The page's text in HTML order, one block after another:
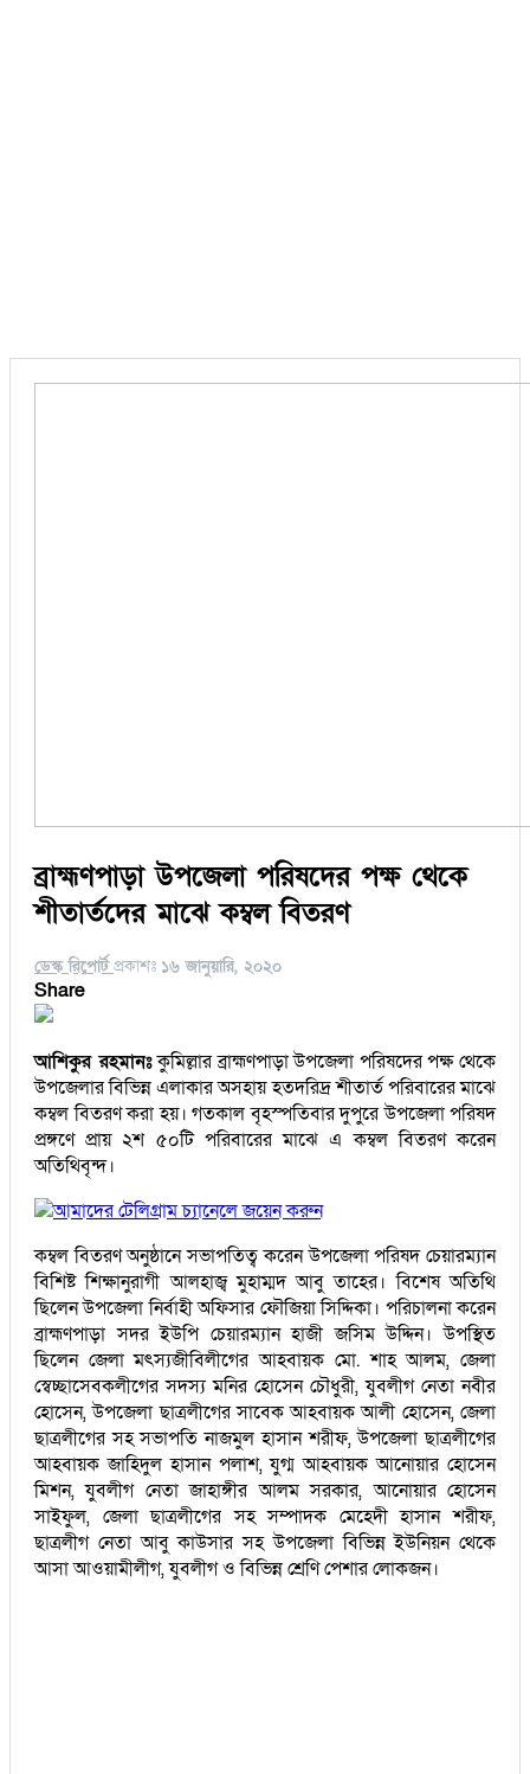
ব্রাহ্মণপাড়া উপজেলা পরিষদের পক্ষ থেকে
শীতার্তদের মাঝে কম্বল বিতরণ
ডেস্ক রিপোর্ট প্রকাশঃ ১৬ জানুয়ারি, ২০২০
Share
আশিকুর রহমানঃকুমিল্লার ব্রাহ্মণপাড়া উপজেলা পরিষদের পক্ষ থেকে
উপজেলার বিভিন্ন এলাকার অসহায় হতদরিদ্র শীতার্ত পরিবারের মাঝে
কম্বল বিতরণ করা হয়। গতকাল বৃহস্পতিবার দুপুরে উপজেলা পরিষদ
প্রঙ্গণে প্রায় ২শ ৫০টি পরিবারের মাঝে এ কম্বল বিতরণ করেন
অতিথিবৃন্দ।
আমাদের টেলিগ্রাম চ্যানেলে জয়েন করুন
কম্বল বিতরণ অনুষ্ঠানে সভাপতিত্ব করেন উপজেলা পরিষদ চেয়ারম্যান
বিশিষ্ট শিক্ষানুরাগী আলহাজ্ব মুহাম্মদ আবু তাহের। বিশেষ অতিথি
ছিলেন উপজেলা নির্বাহী অফিসার ফৌজিয়া সিদ্দিকা। পরিচালনা করেন
ব্রাহ্মণপাড়া সদর ইউপি চেয়ারম্যান হাজী জসিম উদ্দিন। উপস্থিত
ছিলেন জেলা মৎস্যজীবিলীগের আহবায়ক মো. শাহ আলম, জেলা
স্বেচ্ছাসেবকলীগের সদস্য মনির হোসেন চৌধুরী, যুবলীগ নেতা নবীর
হোসেন, উপজেলা ছাত্রলীগের সাবেক আহবায়ক আলী হোসেন, জেলা
ছাত্রলীগের সহ সভাপতি নাজমুল হাসান শরীফ, উপজেলা ছাত্রলীগের
আহবায়ক জাহিদুল হাসান পলাশ, যুগ্ম আহবায়ক আনোয়ার হোসেন
মিশন, যুবলীগ নেতা জাহাঙ্গীর আলম সরকার, আনোয়ার হোসেন
সাইফুল, জেলা ছাত্রলীগের সহ সম্পাদক মেহেদী হাসান শরীফ,
ছাত্রলীগ নেতা আবু কাউসার সহ উপজেলা বিভিন্ন ইউনিয়ন থেকে
আসা আওয়ামীলীগ, যুবলীগ ও বিভিন্ন শ্রেণি পেশার লোকজন।